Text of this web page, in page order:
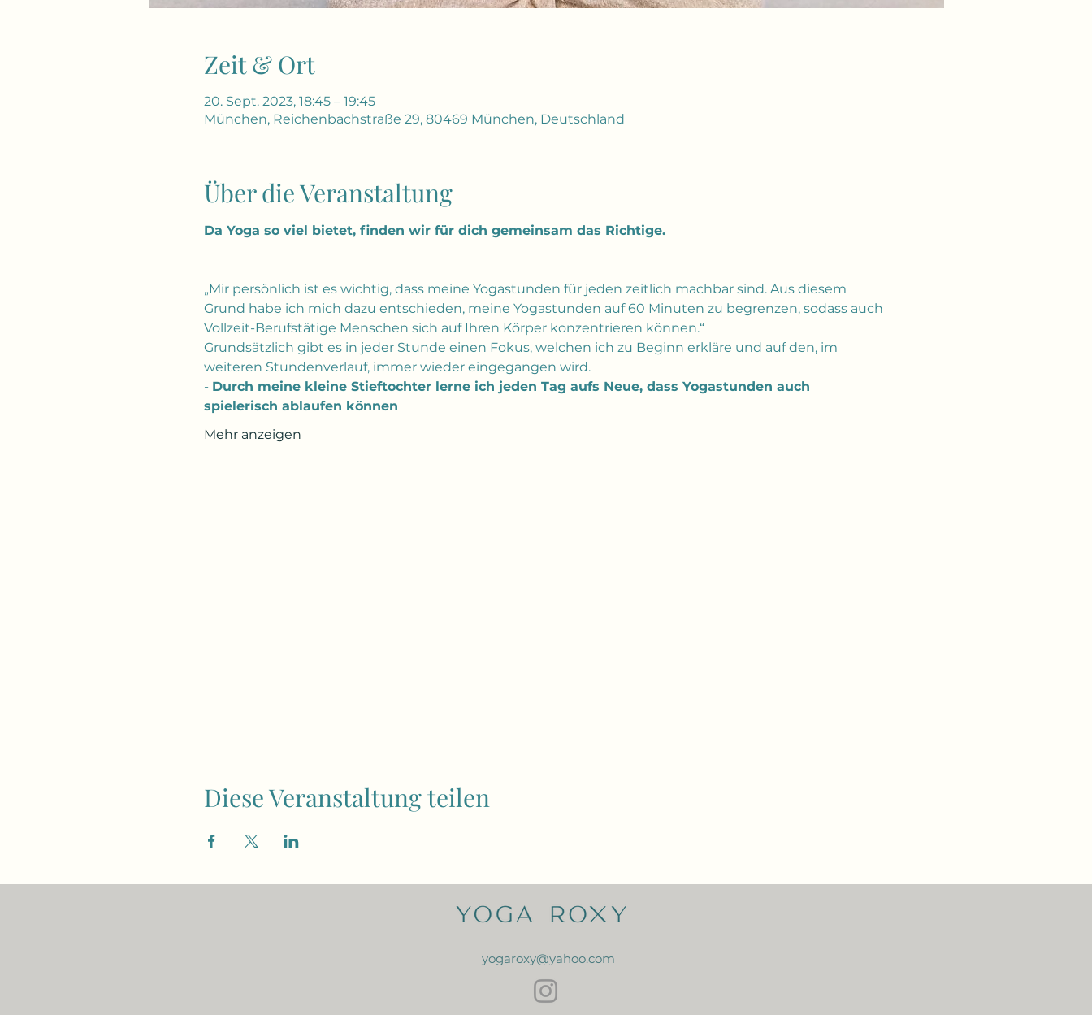
Zeit & Ort
20. Sept. 2023, 18:45 – 19:45
München, Reichenbachstraße 29, 80469 München, Deutschland
Über die Veranstaltung
Da Yoga so viel bietet, finden wir für dich gemeinsam das Richtige.
„Mir persönlich ist es wichtig, dass meine Yogastunden für jeden zeitlich machbar sind. Aus diesem
Grund habe ich mich dazu entschieden, meine Yogastunden auf 60 Minuten zu begrenzen, sodass auch
Vollzeit-Berufstätige Menschen sich auf Ihren Körper konzentrieren können.“
Grundsätzlich gibt es in jeder Stunde einen Fokus, welchen ich zu Beginn erkläre und auf den, im
weiteren Stundenverlauf, immer wieder eingegangen wird.
- Durch meine kleine Stieftochter lerne ich jeden Tag aufs Neue, dass Yogastunden auch
spielerisch ablaufen können
Mehr anzeigen
Diese Veranstaltung teilen
yogaroxy@yahoo.com